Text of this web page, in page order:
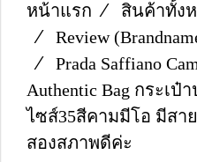
หน้าแรก
สินค้าทั้ง
Review
Prada Saffiano
Authentic Bag กระเ
ไซส์35สีคามมีโอ มีสา
สองสภาพดีค่ะ